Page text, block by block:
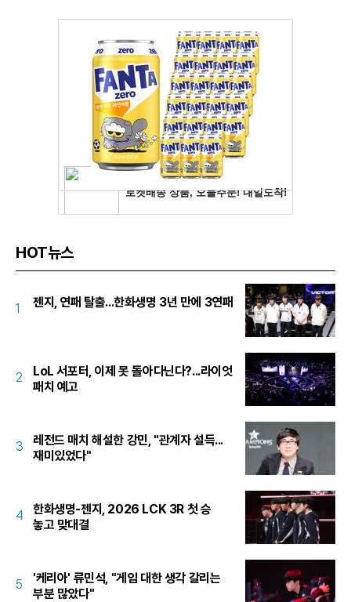
HOT뉴스
1 젠지, 연패 탈출...한화생명 3년 만에 3연패
2
LoL 서포터, 이제 못 돌아다닌다?...라이엇
패치 예고
3
레전드 매치 해설한 강민, "관계자 설득...
재미있었다"
4
한화생명-젠지, 2026 LCK 3R 첫 승
놓고 맞대결
5
'케리아' 류민석, "게임 대한 생각 갈리는
부분 많았다"